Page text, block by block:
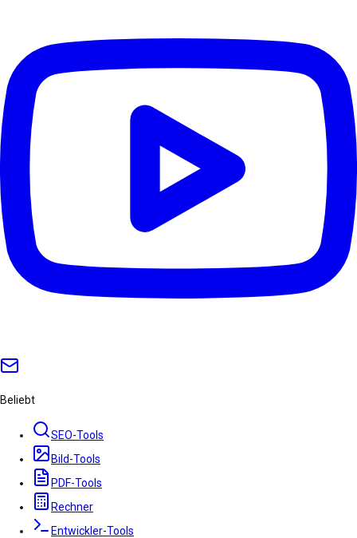
Beliebt
SEO-Tools
Bild-Tools
PDF-Tools
Rechner
Entwickler-Tools